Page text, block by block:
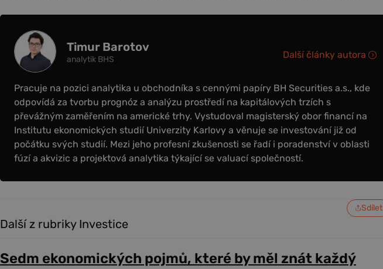
Timur Barotov
analytik BHS
Pracuje na pozici analytika u obchodníka s cennými papíry BH Securities a.s., kde
odpovídá za tvorbu prognóz a analýzu prostředí na kapitálových trzích s
převážným zaměřením na americké trhy. Vystudoval magisterský obor financí na
Institutu ekonomických studií Univerzity Karlovy a věnuje se investování již od
počátku svých studií. Mezi jeho profesní zkušenosti se řadí i poradenství v oblasti
fúzí a akvizic a projektová analytika týkající se valuací společností.
Další články autora
Sdílet
Další z rubriky Investice
Sedm ekonomických pojmů, které by měl znát každý